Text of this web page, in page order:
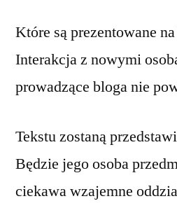
Które są prezentowane
Interakcja z nowymi
prowadzące bloga nie
Tekstu zostaną
Będzie jego osoba
ciekawa wzajemne